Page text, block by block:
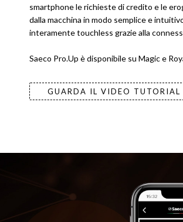
smartphone le richieste di credito e le
dalla macchina in modo semplice e
interamente touchless grazie alla
Saeco Pro.Up è disponibile su Magic e
GUARDA IL VIDEO TUTORIAL